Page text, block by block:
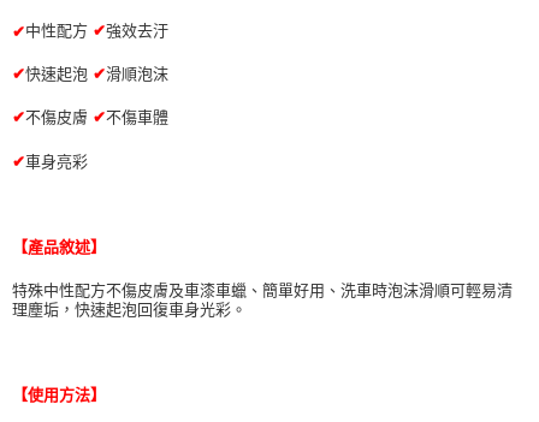
３．收到繳費通知簡訊後14天內，點擊此簡訊中的連結，可透過四大超商／
ATM／網路銀行／等多元方式進行付款，方視為交易完成。
※ 請注意：結帳手續完成當下不需立刻繳費，但若您需要取消訂單，請聯絡
購買商品的店家。未經商家同意取消之訂單仍視為有效，需透過AFTEE先享
後付繳納相關費用。
※ 交易是否成功請以「AFTEE先享後付 」之結帳頁面顯示為準，若有關於
是否繳費成功／繳費後需取消欲退款等相關疑問，請聯繫「AFTEE先享後付
客戶支援中心」
１．透過由恩沛科技股份有限公司提供之「AFTEE先享後付」服務完成之交
易，需依本服務之必要範圍內提供個人資料，並將交易相關給付款項請求債
權轉讓予恩沛科技股份有限公司。
２．關於個人資料處理事宜，請瀏覽以下網址：
任。
每筆NT$70，滿NT$490(含以上)免運費
付款後萊爾富取貨 (運費70$)
每筆NT$70，滿NT$490(含以上)免運費
每筆NT$70，滿NT$490(含以上)免運費
付款後7-11取貨 (運費70$)
每筆NT$70，滿NT$490(含以上)免運費
每筆NT$70，滿NT$490(含以上)免運費
✔中性配方 ✔強效去汙
✔快速起泡 ✔滑順泡沫
✔不傷皮膚 ✔不傷車體
✔車身亮彩
【產品敘述】
特殊中性配方不傷皮膚及車漆車蠟、簡單好用、洗車時泡沫滑順可輕易清
理塵垢，快速起泡回復車身光彩。
【使用方法】